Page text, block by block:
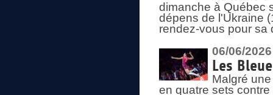
dimanche à Québec
dépens de l'Ukraine
rendez-vous pour sa
06/06/2026
Les
Malgré
en quatre sets